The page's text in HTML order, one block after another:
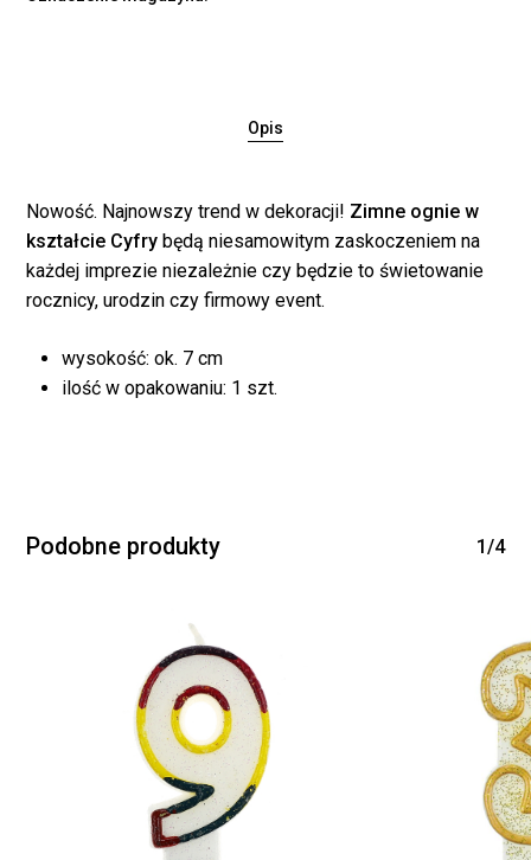
Opis
Nowość. Najnowszy trend w dekoracji! Zimne ognie w
kształcie Cyfry będą niesamowitym zaskoczeniem na
każdej imprezie niezależnie czy będzie to świetowanie
rocznicy, urodzin czy firmowy event.
wysokość: ok. 7 cm
ilość w opakowaniu: 1 szt.
Podobne produkty 1/4